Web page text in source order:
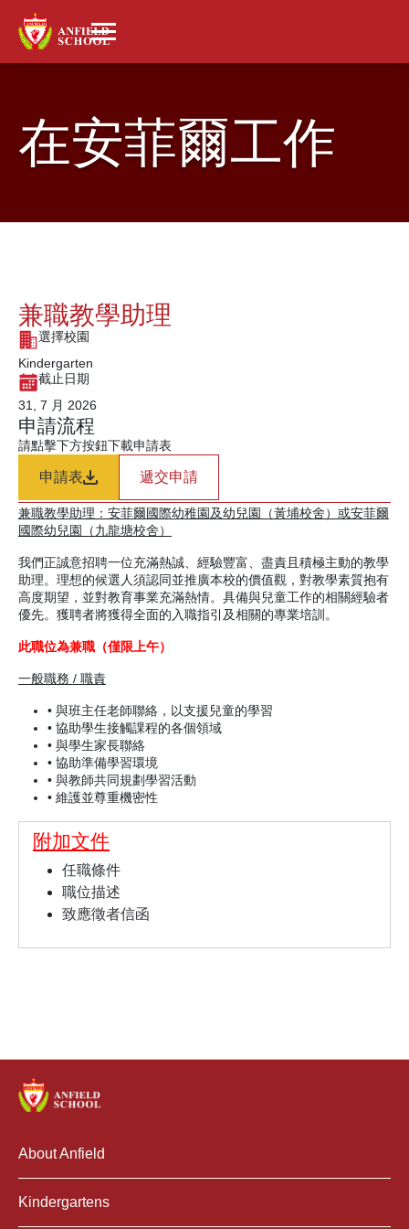
在安菲爾工作
兼職教學助理
選擇校園
Kindergarten
截止日期
31, 7 月 2026
申請流程
請點擊下方按鈕下載申請表
申請表 遞交申請
兼職教學助理：安菲爾國際幼稚園及幼兒園（黃埔校舍）或安菲爾
國際幼兒園（九龍塘校舍）
我們正誠意招聘一位充滿熱誠、經驗豐富、盡責且積極主動的教學
助理。理想的候選人須認同並推廣本校的價值觀，對教學素質抱有
高度期望，並對教育事業充滿熱情。具備與兒童工作的相關經驗者
優先。獲聘者將獲得全面的入職指引及相關的專業培訓。
此職位為兼職（僅限上午）
一般職務 / 職責
• 與班主任老師聯絡，以支援兒童的學習
• 協助學生接觸課程的各個領域
• 與學生家長聯絡
• 協助準備學習環境
• 與教師共同規劃學習活動
• 維護並尊重機密性
附加文件
任職條件
職位描述
致應徵者信函
About Anfield
Kindergartens